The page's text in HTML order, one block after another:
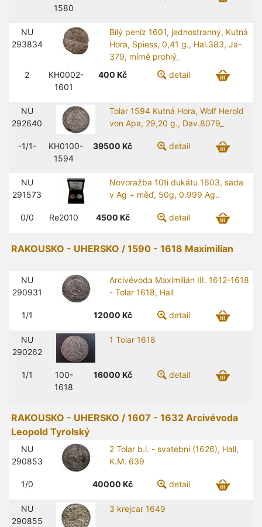
1580
NU
293834
Bílý peníz 1601, jednostranný, Kutná
Hora, Spiess, 0,41 g., Hal.383, Ja-
379, mírně prohlý_
2
KH0002-
1601
400 Kč detail
NU
292640
Tolar 1594 Kutná Hora, Wolf Herold
von Apa, 29,20 g., Dav.8079_
-1/1-
KH0100-
1594
39500 Kč detail
NU
291573
Novoražba 10ti dukátu 1603, sada
v Ag + měď, 50g, 0.999 Ag..
0/0 Re2010 4500 Kč detail
RAKOUSKO - UHERSKO / 1590 - 1618 Maximilian
NU
290931
Arcivévoda Maximilián III. 1612-1618
- Tolar 1618, Hall
1/1 12000 Kč detail
NU
290262
1 Tolar 1618
1/1
100-
1618
16000 Kč detail
RAKOUSKO - UHERSKO / 1607 - 1632 Arcivévoda
Leopold Tyrolský
NU
290853
2 Tolar b.l. - svatební (1626), Hall,
K.M. 639
1/0 40000 Kč detail
NU
290855
3 krejcar 1649